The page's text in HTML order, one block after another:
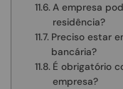
A empresa
residência?
Preciso estar
bancária?
É obrigatório
empresa?